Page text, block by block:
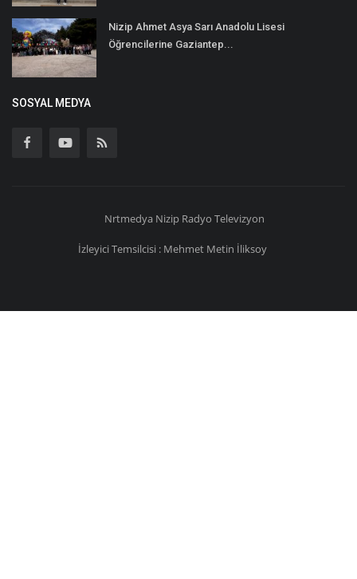
Nizip Ahmet Asya Sarı Anadolu Lisesi
Öğrencilerine Gaziantep...
SOSYAL MEDYA
Nrtmedya Nizip Radyo Televizyon
İzleyici Temsilcisi : Mehmet Metin İliksoy